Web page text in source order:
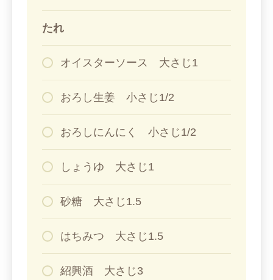
たれ
オイスターソース 大さじ1
おろし生姜 小さじ1/2
おろしにんにく 小さじ1/2
しょうゆ 大さじ1
砂糖 大さじ1.5
はちみつ 大さじ1.5
紹興酒 大さじ3